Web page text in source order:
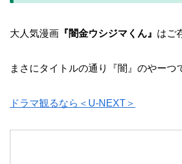
大人気漫画 『闇金ウシジマくん』 はご
まさにタイトルの通り『闇』のやーつ
ドラマ観るなら＜U-NEXT＞